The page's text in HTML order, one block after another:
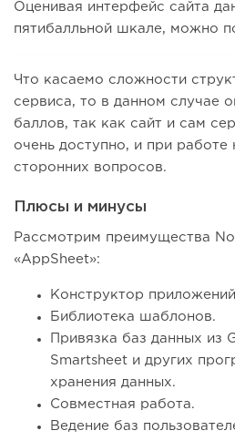
Оценивая интерфейс сайта
пятибалльной шкале, можно
Что касаемо сложности
сервиса, то в данном случае
баллов, так как сайт и сам
очень доступно, и при работе
сторонних вопросов.
Плюсы и минусы
Рассмотрим преимущества
«AppSheet»:
Конструктор
Библиотека шаблонов.
Привязка баз данных из
Smartsheet и других
хранения данных.
Совместная работа.
Ведение баз